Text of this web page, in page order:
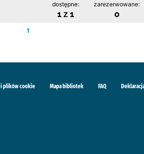
dostępne:
1 z 1
zarezerwowane:
0
1
plików cookie Mapa bibliotek FAQ